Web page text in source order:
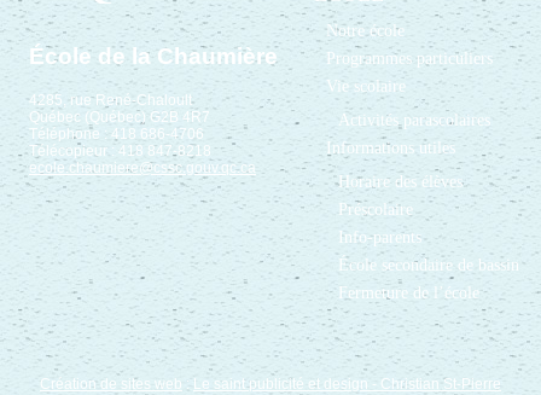
École de la Chaumière
4285, rue René-Chaloult
Québec (Québec) G2B 4R7
Téléphone : 418 686-4706
Télécopieur : 418 847-8218
ecole.chaumiere@cssc.gouv.qc.ca
Notre école
Programmes particuliers
Vie scolaire
Activités parascolaires
Informations utiles
Horaire des élèves
Préscolaire
Info-parents
École secondaire de bassin
Fermeture de l’école
Création de sites web : Le saint publicité et design - Christian St-Pierre